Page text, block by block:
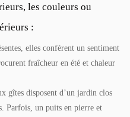
les couleurs ou
:
elles confèrent un sentiment
fraîcheur en été et chaleur
gîtes disposent d’un jardin clos
Parfois, un puits en pierre et